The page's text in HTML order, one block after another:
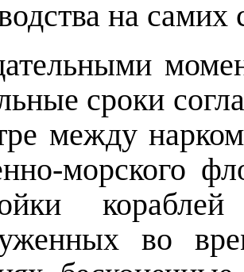
на самих
сроки
между
морского
во